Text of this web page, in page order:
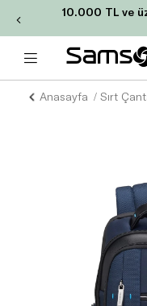
10.000 TL ve
Anasayfa Sırt